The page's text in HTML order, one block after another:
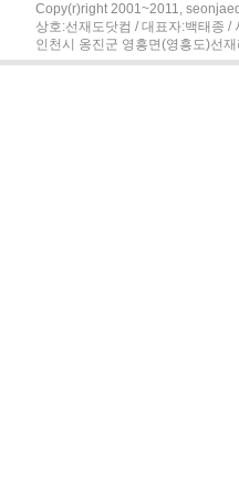
Copy(r)right 2001~2011,
상호:선재도닷컴 / 대표자:백태종
인천시 옹진군 영흥면(영흥도)선